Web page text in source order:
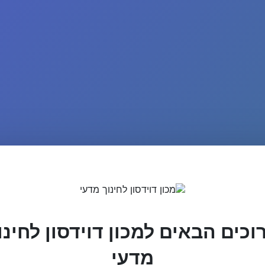
הבאים למכון דוידסון
מדעי